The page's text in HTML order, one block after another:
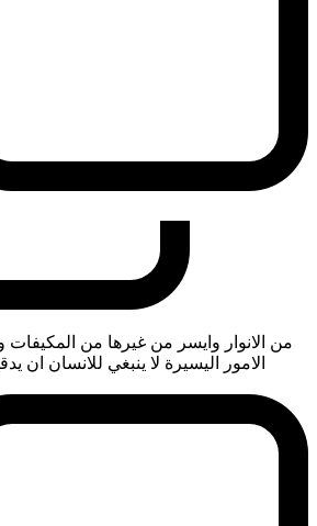
من الانوار وايسر من غيرها من المكيفات
الامور اليسيرة لا ينبغي للانسان ان